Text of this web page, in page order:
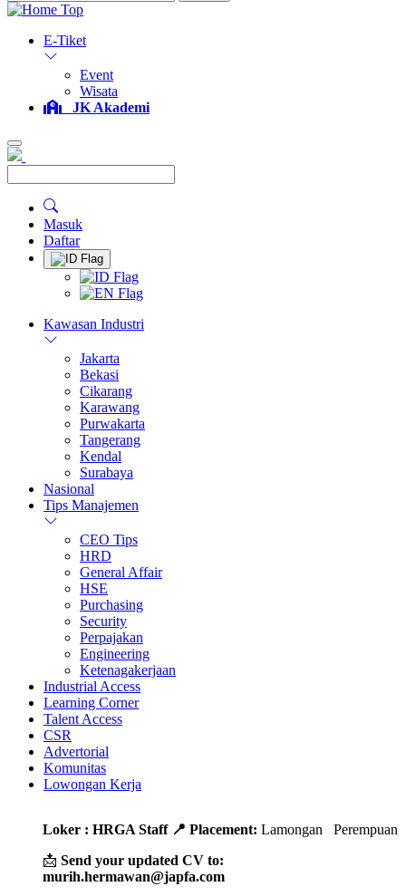
E-Tiket
Event
Wisata
JK Akademi
Masuk
Daftar
Kawasan Industri
Jakarta
Bekasi
Cikarang
Karawang
Purwakarta
Tangerang
Kendal
Surabaya
Nasional
Tips Manajemen
CEO Tips
HRD
General Affair
HSE
Purchasing
Security
Perpajakan
Engineering
Ketenagakerjaan
Industrial Access
Learning Corner
Talent Access
CSR
Advertorial
Komunitas
Lowongan Kerja
Loker : HRGA Staff📍 Placement:Lamongan Perempuan,
📩Send your updated CV to:
murih.hermawan@japfa.com